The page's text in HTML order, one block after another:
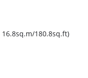
16.8sq.m/180.8sq.ft)